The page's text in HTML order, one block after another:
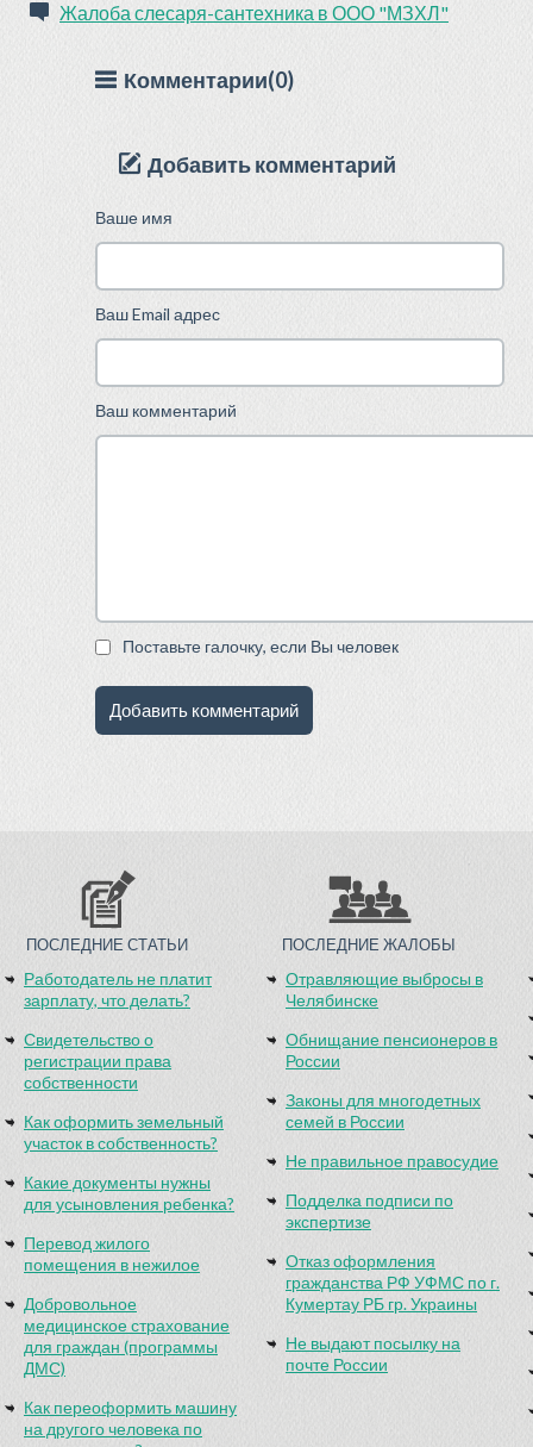
Жалоба слесаря-сантехника в ООО "МЗХЛ"
Комментарии(0)
Добавить комментарий
Ваше имя
Ваш Email адрес
Ваш комментарий
Поставьте галочку, если Вы человек
ПОСЛЕДНИЕ СТАТЬИ
Работодатель не платит
зарплату, что делать?
Свидетельство о
регистрации права
собственности
Как оформить земельный
участок в собственность?
Какие документы нужны
для усыновления ребенка?
Перевод жилого
помещения в нежилое
Добровольное
медицинское страхование
для граждан (программы
ДМС)
Как переоформить машину
на другого человека по
ПОСЛЕДНИЕ ЖАЛОБЫ
Отравляющие выбросы в
Челябинске
Обнищание пенсионеров в
России
Законы для многодетных
семей в России
Не правильное правосудие
Подделка подписи по
экспертизе
Отказ оформления
гражданства РФ УФМС по г.
Кумертау РБ гр. Украины
Не выдают посылку на
почте России